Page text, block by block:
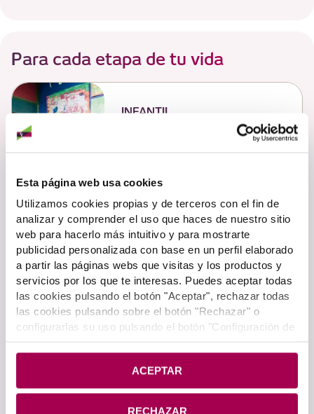
Esta página web usa cookies
Utilizamos cookies propias y de terceros con el fin de
analizar y comprender el uso que haces de nuestro sitio
web para hacerlo más intuitivo y para mostrarte
publicidad personalizada con base en un perfil elaborado
a partir las páginas webs que visitas y los productos y
servicios por los que te interesas. Puedes aceptar todas
las cookies pulsando el botón "Aceptar", rechazar todas
las cookies pulsando sobre el botón "Rechazar" o
configurarlas su uso pulsando el botón "Configuración de
de Cookies
ACEPTAR
RECHAZAR
Para cada etapa de tu vida
INFANTIL
Productos y servicios para menores
JÓVENES
Si tienes entre 14 y 29 años eres GO!
Descubre los productos y servicios
que tenemos para ti.
SUPER LK